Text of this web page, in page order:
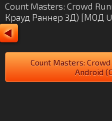
Count Masters: Crowd
Крауд Раннер 3Д) [МОД
Count Masters:
Android